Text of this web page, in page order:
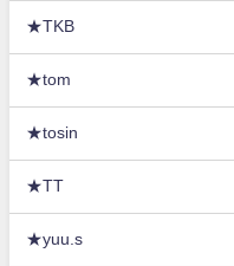
★TKB
★tom
★tosin
★TT
★yuu.s